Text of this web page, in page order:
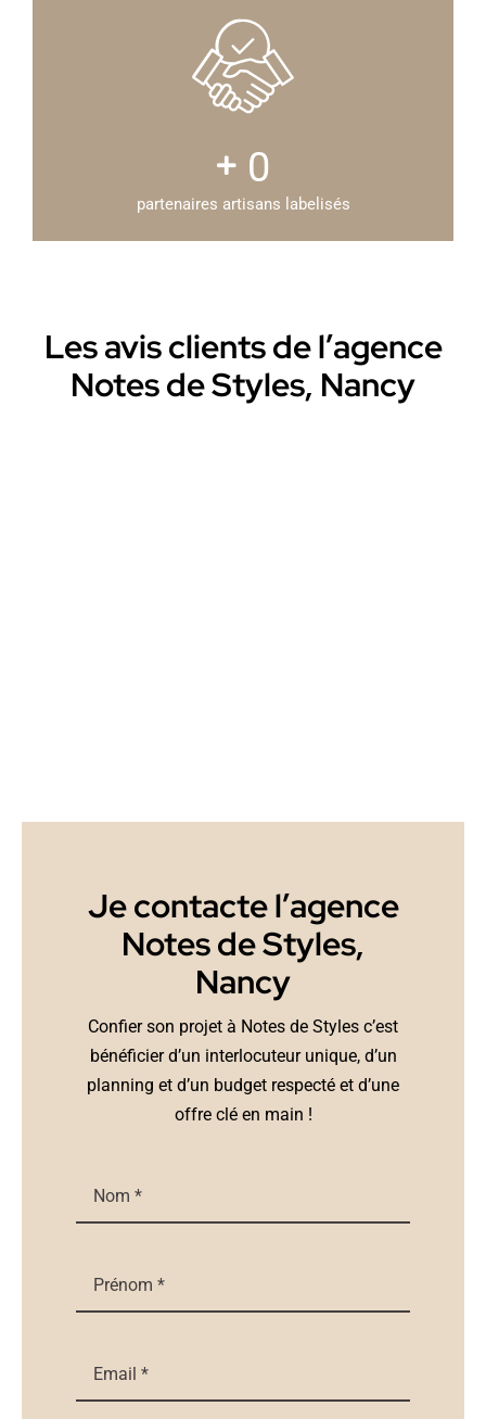
0
partenaires artisans labelisés
Les avis clients de l’agence
Notes de Styles, Nancy
Je contacte l’agence
Notes de Styles,
Nancy
Confier son projet à Notes de Styles c’est
bénéficier d’un interlocuteur unique, d’un
planning et d’un budget respecté et d’une
offre clé en main !